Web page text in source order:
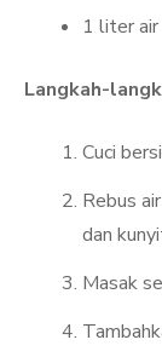
1 liter air
Langkah-
Cuci
Rebus
dan
Masak